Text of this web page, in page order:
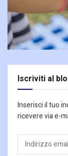
Iscriviti al
Inserisci il tuo
ricevere via e-
Indirizzo
email